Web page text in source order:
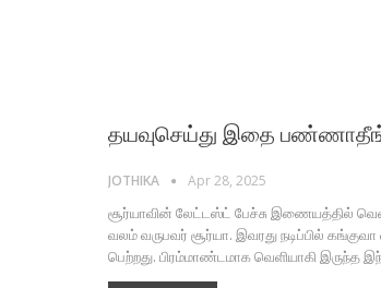
தயவுசெய்து இதை
JOTHIKA Apr 28, 2025
சூர்யாவின் லேட்டஸ்ட் பேச்சு இணையத்தில்
வலம் வருபவர் சூர்யா. இவரது நடிப்பில்
பெற்றது. பிரம்மாண்டமாக வெளியாகி இருந்த